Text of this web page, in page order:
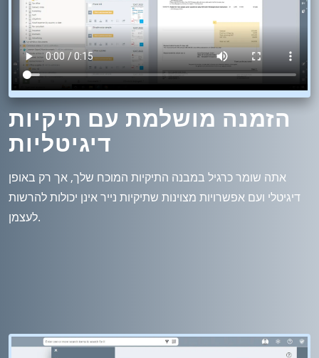
הזמנה מושלמת עם תיקיות
דיגיטליות
אתה שומר כרגיל במבנה התיקיות המוכח שלך, אך רק באופן
דיגיטלי ועם אפשרויות מצוינות שתיקיות נייר אינן יכולות להרשות
לעצמן.